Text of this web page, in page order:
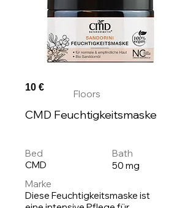
10 €
Floors
CMD Feuchtigkeitsmaske
Bed
CMD
Bath
50 mg
Marke
Diese Feuchtigkeitsmaske ist